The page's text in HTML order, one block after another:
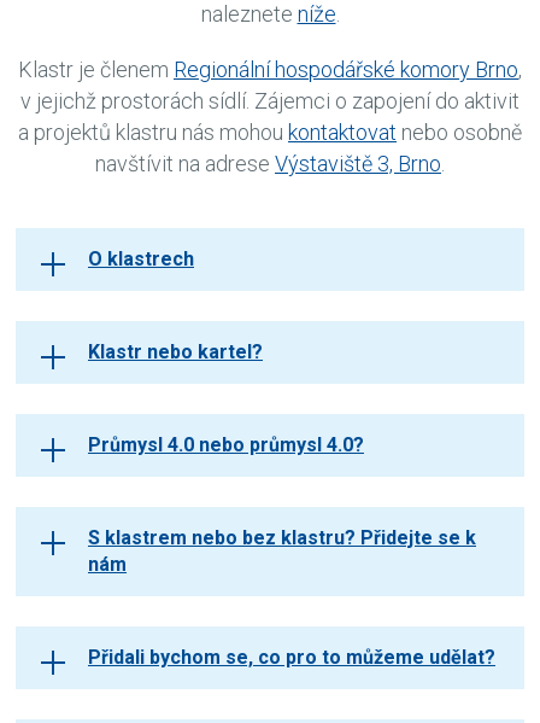
naleznete níže
Klastr je členem Regionální hospodářské komory Brno,
v jejichž prostorách sídlí. Zájemci o zapojení do aktivit
a projektů klastru nás mohou kontaktovat nebo osobně
navštívit na adrese Výstaviště 3, Brno
O klastrech
Klastr nebo kartel?
Průmysl 4.0 nebo průmysl 4.0?
S klastrem nebo bez klastru? Přidejte se k
nám
Přidali bychom se, co pro to můžeme udělat?